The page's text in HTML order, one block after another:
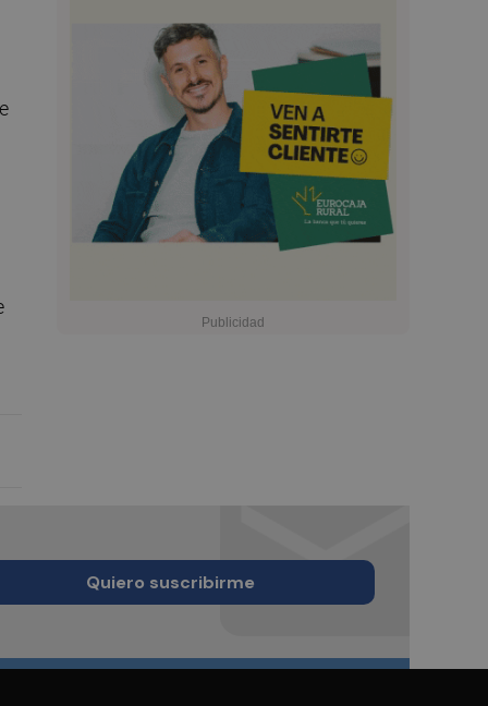
Quiero suscribirme